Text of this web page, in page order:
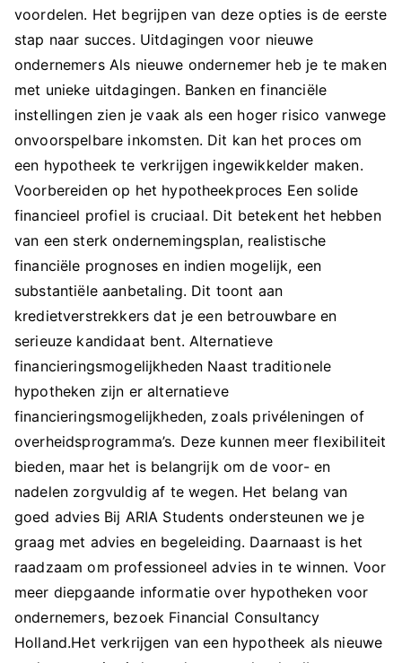
voordelen. Het begrijpen van deze opties is de eerste
stap naar succes. Uitdagingen voor nieuwe
ondernemers Als nieuwe ondernemer heb je te maken
met unieke uitdagingen. Banken en financiële
instellingen zien je vaak als een hoger risico vanwege
onvoorspelbare inkomsten. Dit kan het proces om
een hypotheek te verkrijgen ingewikkelder maken.
Voorbereiden op het hypotheekproces Een solide
financieel profiel is cruciaal. Dit betekent het hebben
van een sterk ondernemingsplan, realistische
financiële prognoses en indien mogelijk, een
substantiële aanbetaling. Dit toont aan
kredietverstrekkers dat je een betrouwbare en
serieuze kandidaat bent. Alternatieve
financieringsmogelijkheden Naast traditionele
hypotheken zijn er alternatieve
financieringsmogelijkheden, zoals privéleningen of
overheidsprogramma’s. Deze kunnen meer flexibiliteit
bieden, maar het is belangrijk om de voor- en
nadelen zorgvuldig af te wegen. Het belang van
goed advies Bij ARIA Students ondersteunen we je
graag met advies en begeleiding. Daarnaast is het
raadzaam om professioneel advies in te winnen. Voor
meer diepgaande informatie over hypotheken voor
ondernemers, bezoek Financial Consultancy
Holland.Het verkrijgen van een hypotheek als nieuwe